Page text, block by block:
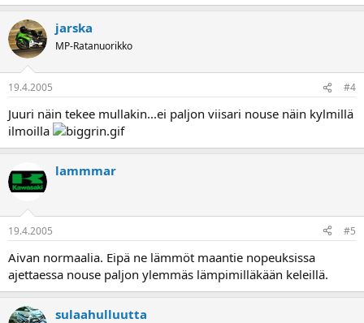
jarska
MP-Ratanuorikko
19.4.2005 #4
Juuri näin tekee mullakin...ei paljon viisari nouse näin kylmillä
ilmoilla
lammmar
19.4.2005 #5
Aivan normaalia. Eipä ne lämmöt maantie nopeuksissa
ajettaessa nouse paljon ylemmäs lämpimilläkään keleillä.
sulaahulluutta